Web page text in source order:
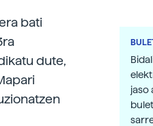
bati
dute,
jaso